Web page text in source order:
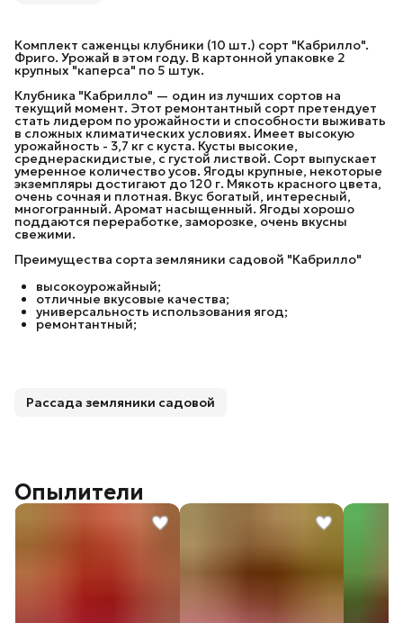
Комплект саженцы клубники (10 шт.) сорт "Кабрилло".
Фриго. Урожай в этом году. В картонной упаковке 2
крупных "каперса" по 5 штук.
Клубника "Кабрилло" — один из лучших сортов на
текущий момент. Этот ремонтантный сорт претендует
стать лидером по урожайности и способности выживать
в сложных климатических условиях. Имеет высокую
урожайность - 3,7 кг с куста. Кусты высокие,
среднераскидистые, с густой листвой. Сорт выпускает
умеренное количество усов. Ягоды крупные, некоторые
экземпляры достигают до 120 г. Мякоть красного цвета,
очень сочная и плотная. Вкус богатый, интересный,
многогранный. Аромат насыщенный. Ягоды хорошо
поддаются переработке, заморозке, очень вкусны
свежими.
Преимущества сорта земляники садовой "Кабрилло"
высокоурожайный;
отличные вкусовые качества;
универсальность использования ягод;
ремонтантный;
Рассада земляники садовой
Опылители